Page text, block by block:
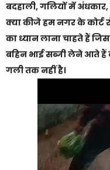
बदहाली, गलियों में
क्या कीजे हम नगर के कोर्ट
का ध्यान लाना चाहते हैं
बहिन भाई सब्जी लेने आते
गली तक नहीं है।